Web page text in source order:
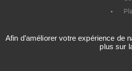
Afin d’améliorer votre expérience de
plus sur